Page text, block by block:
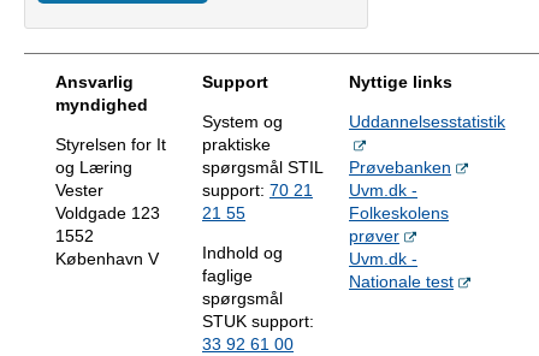
Ansvarlig
myndighed
Styrelsen for It
og Læring
Vester
Voldgade 123
1552
København V
Support
System og
praktiske
spørgsmål STIL
support: 70 21
21 55
Indhold og
faglige
spørgsmål
STUK support:
33 92 61 00
Nyttige links
Uddannelsesstatistik
Prøvebanken
Uvm.dk -
Folkeskolens
prøver
Uvm.dk -
Nationale test